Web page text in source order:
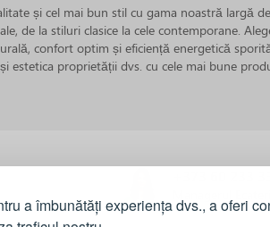
a îmbunătăți experiența dvs., a oferi
și cel mai bun stil cu gama noastră largă
de la stiluri clasice la cele contemporane.
confort optim și eficiență energetică
proprietății dvs. cu cele mai bune